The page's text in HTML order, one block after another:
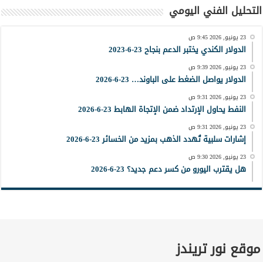
التحليل الفني اليومي
23 يونيو, 2026 9:45 ص
الدولار الكندي يختبر الدعم بنجاح 23-6-2023
23 يونيو, 2026 9:39 ص
الدولار يواصل الضغط على الباوند… 23-6-2026
23 يونيو, 2026 9:31 ص
النفط يحاول الإرتداد ضمن الإتجاة الهابط 23-6-2026
23 يونيو, 2026 9:31 ص
إشارات سلبية تُهدد الذهب بمزيد من الخسائر 23-6-2026
23 يونيو, 2026 9:30 ص
هل يقترب اليورو من كسر دعم جديد؟ 23-6-2026
موقع نور تريندز